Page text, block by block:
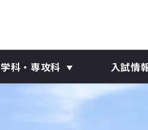
学科・専攻科 入試情